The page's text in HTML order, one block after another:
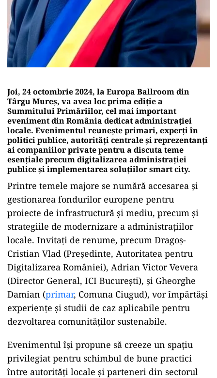
Joi, 24 octombrie 2024, la Europa Ballroom din
Târgu Mureș, va avea loc prima ediție a
Summitului Primăriilor, cel mai important
eveniment din România dedicat administrației
locale. Evenimentul reunește primari, experți în
politici publice, autorități centrale și reprezentanți
ai companiilor private pentru a discuta teme
esențiale precum digitalizarea administrației
publice și implementarea soluțiilor smart city.
Printre temele majore se numără accesarea și
gestionarea fondurilor europene pentru
proiecte de infrastructură și mediu, precum și
strategiile de modernizare a administrațiilor
locale. Invitați de renume, precum Dragoș-
Cristian Vlad (Președinte, Autoritatea pentru
Digitalizarea României), Adrian Victor Vevera
(Director General, ICI București), și Gheorghe
Damian (primar, Comuna Ciugud), vor împărtăși
experiențe și studii de caz aplicabile pentru
dezvoltarea comunităților sustenabile.
Evenimentul își propune să creeze un spațiu
privilegiat pentru schimbul de bune practici
între autorități locale și parteneri din sectorul